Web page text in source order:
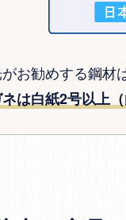
お勧めする鋼材
は白紙2号以上